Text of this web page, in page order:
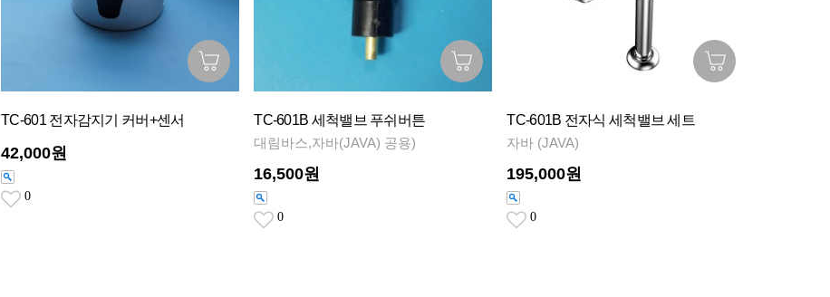
TC-601 전자감지기 커버+센서
42,000원
0
TC-601B 세척밸브 푸쉬버튼
대림바스,자바(JAVA) 공용)
16,500원
0
TC-601B 전자식 세척밸브 세트
자바 (JAVA)
195,000원
0